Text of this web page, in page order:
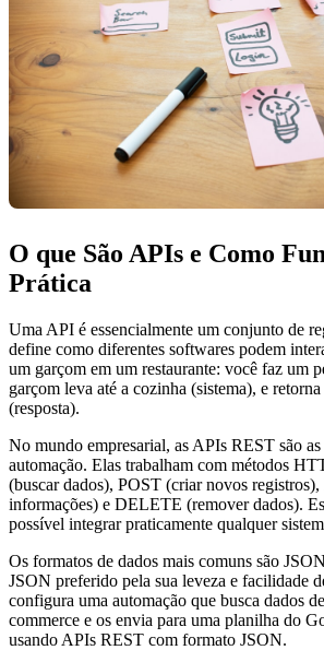
O que São APIs e Como
Prática
Uma API é essencialmente um conjunto de
define como diferentes softwares podem
um garçom em um restaurante: você faz um
garçom leva até a cozinha (sistema), e
(resposta).
No mundo empresarial, as APIs REST são
automação. Elas trabalham com métodos
(buscar dados), POST (criar novos
informações) e DELETE (remover dados).
possível integrar praticamente qualquer
Os formatos de dados mais comuns são
JSON preferido pela sua leveza e facilidade
configura uma automação que busca dados
commerce e os envia para uma planilha do
usando APIs REST com formato JSON.